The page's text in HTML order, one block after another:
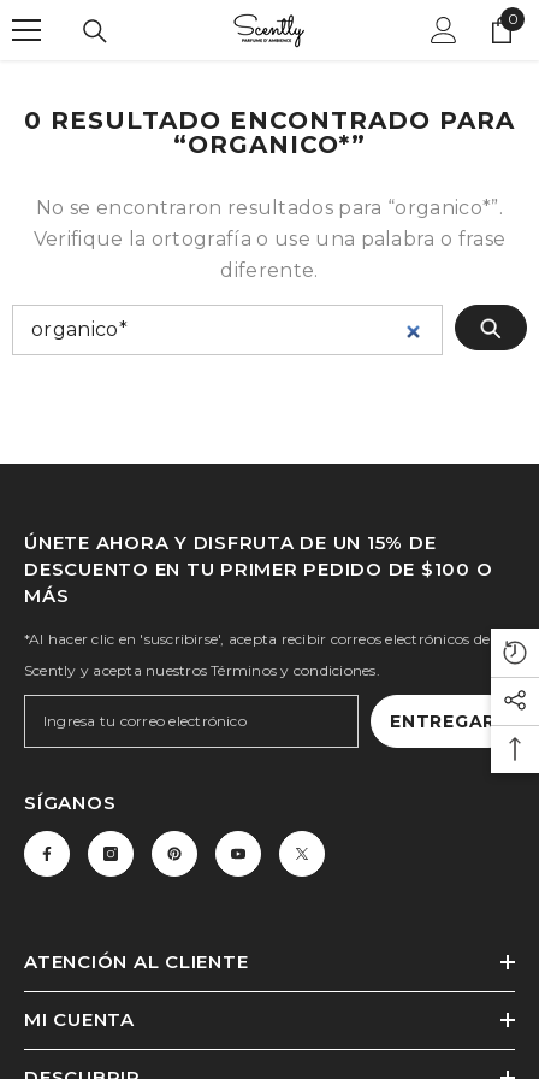
SALTAR AL CONTENIDO 00
0 RESULTADO ENCONTRADO PARA
“ORGANICO*”
No se encontraron resultados para “organico*”.
Verifique la ortografía o use una palabra o frase
diferente.
ÚNETE AHORA Y DISFRUTA DE UN 15% DE
DESCUENTO EN TU PRIMER PEDIDO DE $100 O
MÁS
*Al hacer clic en 'suscribirse', acepta recibir correos electrónicos de
Scently y acepta nuestros Términos y condiciones.
ENTREGAR
SÍGANOS
ATENCIÓN AL CLIENTE
MI CUENTA